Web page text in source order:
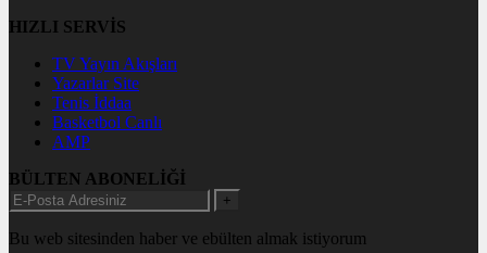
HIZLI SERVİS
TV Yayın Akışları
Yazarlar Site
Tenis İddaa
Basketbol Canlı
AMP
BÜLTEN ABONELİĞİ
+
Bu web sitesinden haber ve ebülten almak istiyorum